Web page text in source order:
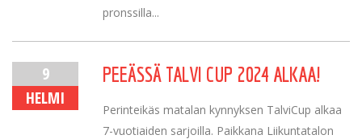
pronssilla...
9
HELMI
PEEÄSSÄ TALVI CUP 2024 ALKAA!
Perinteikäs matalan kynnyksen TalviCup alkaa
7-vuotiaiden sarjoilla. Paikkana Liikuntatalon